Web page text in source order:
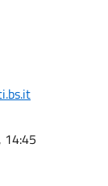
14:45